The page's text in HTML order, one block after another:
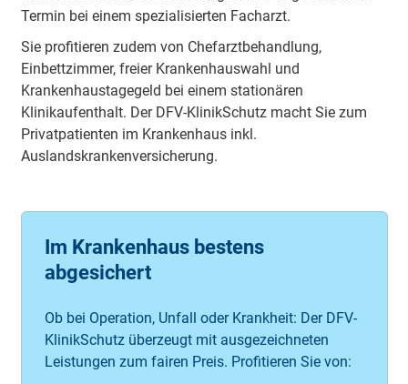
Termin bei einem spezialisierten Facharzt.
Sie profitieren zudem von Chefarztbehandlung,
Einbettzimmer, freier Krankenhauswahl und
Krankenhaustagegeld bei einem stationären
Klinikaufenthalt. Der DFV-KlinikSchutz macht Sie zum
Privatpatienten im Krankenhaus inkl.
Auslandskrankenversicherung.
Im Krankenhaus bestens
abgesichert
Ob bei Operation, Unfall oder Krankheit: Der DFV-
KlinikSchutz überzeugt mit ausgezeichneten
Leistungen zum fairen Preis. Profitieren Sie von: